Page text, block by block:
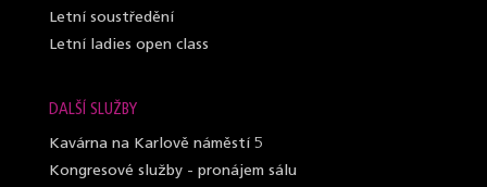
Letní soustředění
Letní ladies open class
DALŠÍ SLUŽBY
Kavárna na Karlově náměstí 5
Kongresové služby - pronájem sálu